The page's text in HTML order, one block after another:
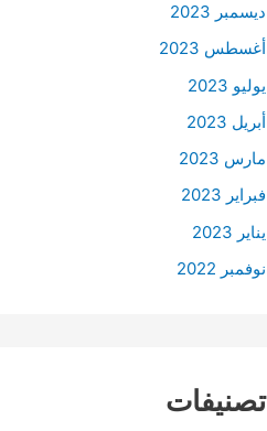
ديسمبر 2023
أغسطس 2023
يوليو 2023
أبريل 2023
مارس 2023
فبراير 2023
يناير 2023
نوفمبر 2022
تصنيفات